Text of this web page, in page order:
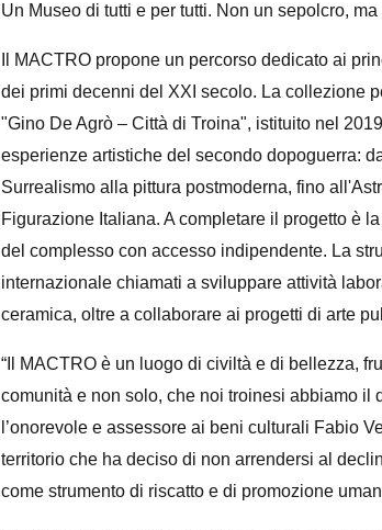
Un Museo di tutti e per tutti. Non un sepolcro,
Il MACTRO propone un percorso dedicato ai
dei primi decenni del XXI secolo. La collezione
"Gino De Agrò – Città di Troina", istituito nel
esperienze artistiche del secondo dopoguerra:
Surrealismo alla pittura postmoderna, fino
Figurazione Italiana. A completare il progetto è
del complesso con accesso indipendente. La
internazionale chiamati a sviluppare attività
ceramica, oltre a collaborare ai progetti di arte
“Il MACTRO è un luogo di civiltà e di bellezza,
comunità e non solo, che noi troinesi abbiamo il
l’onorevole e assessore ai beni culturali Fabio
territorio che ha deciso di non arrendersi al
come strumento di riscatto e di promozione